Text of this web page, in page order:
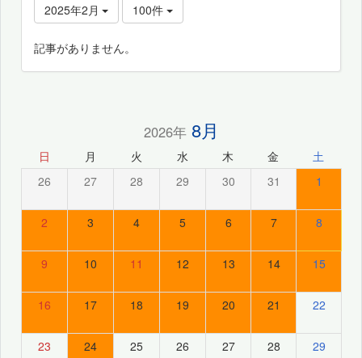
2025年2月 100件
記事がありません。
2026年8月
日 月 火 水 木 金 土
26 27 28 29 30 31 1
2 3 4 5 6 7 8
9 10 11 12 13 14 15
16 17 18 19 20 21 22
23 24 25 26 27 28 29